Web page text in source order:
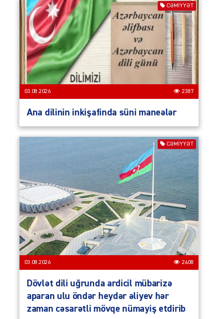
CƏMIYYƏT
03.08.2026 2387
Ana dilinin inkişafinda süni maneələr
CƏMIYYƏT
03.08.2026 2408
Dövlət dili uğrunda ardicil mübarizə
aparan ulu öndər heydər əliyev hər
zaman cəsarətli mövqe nümayiş etdirib